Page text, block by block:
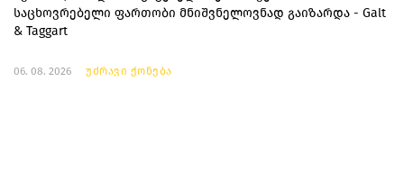
საცხოვრებელი ფართობი მნიშვნელოვნად გაიზარდა - Galt
& Taggart
06. 08. 2026 უძრავი ქონება